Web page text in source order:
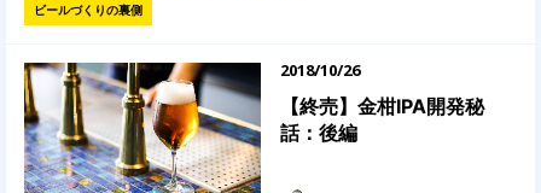
ビールづくりの裏側
2018/10/26
【終売】金柑IPA開発秘
話：後編